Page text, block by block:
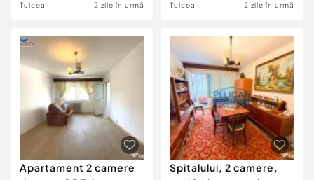
Tulcea 2 zile în urmă Tulcea 2 zile în urmă
Apartament 2 camere
Spitalului, 2 camere,